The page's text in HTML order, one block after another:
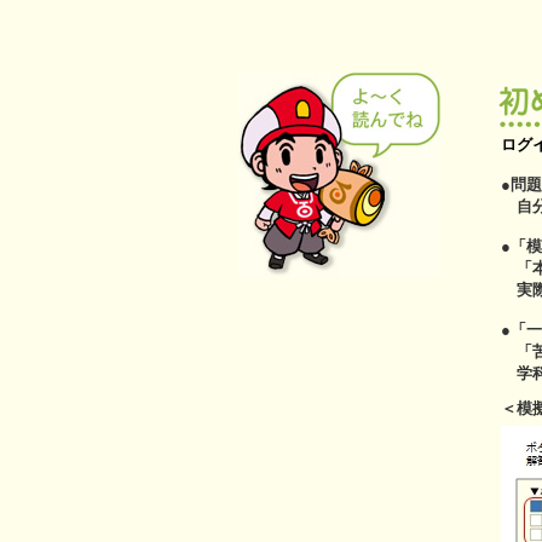
ログ
●問
自
●「
「
実
●「
「
学
＜模